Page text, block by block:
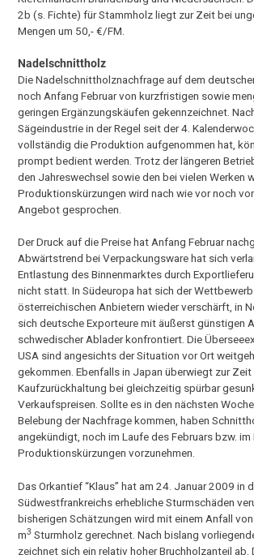
2b (s. Fichte) für Stammholz liegt zur Zeit bei
Mengen um 50,- €/FM.
Nadelschnittholz
Die Nadelschnittholznachfrage auf dem
noch Anfang Februar von kurzfristigen sowie
geringen Ergänzungskäufen gekennzeichnet.
Sägeindustrie in der Regel seit der 4.
vollständig die Produktion aufgenommen hat,
prompt bedient werden. Trotz der längeren
den Jahreswechsel sowie den bei vielen Werken
Produktionskürzungen wird nach wie vor noch
Angebot gesprochen.
Der Druck auf die Preise hat Anfang Februar
Abwärtstrend bei Verpackungsware hat sich
Entlastung des Binnenmarktes durch
nicht statt. In Südeuropa hat sich der
österreichischen Anbietern wieder verschärft, in
sich deutsche Exporteure mit äußerst günstigen
schwedischer Ablader konfrontiert. Die
USA sind angesichts der Situation vor Ort
gekommen. Ebenfalls in Japan überwiegt zur Zeit
Kaufzurückhaltung bei gleichzeitig spürbar
Verkaufspreisen. Sollte es in den nächsten
Belebung der Nachfrage kommen, haben
angekündigt, noch im Laufe des Februars bzw.
Produktionskürzungen vorzunehmen.
Das Orkantief “Klaus” hat am 24. Januar 2009 in
Südwestfrankreichs erhebliche Sturmschäden
bisherigen Schätzungen wird mit einem Anfall
m3 Sturmholz gerechnet. Nach bislang
zeichnet sich ein relativ hoher Bruchholzanteil